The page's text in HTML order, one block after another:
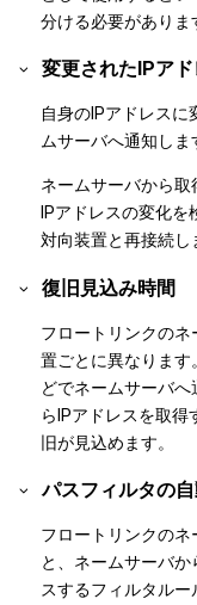
分ける必要がありま
変更されたIPア
自身のIPアドレス
ムサーバへ通知しま
ネームサーバから
IPアドレスの変化
対向装置と再接続し
復旧見込み時間
フロートリンクの
置ごとに異なります
どでネームサーバ
らIPアドレスを取
旧が見込めます。
パスフィルタの
フロートリンクのネ
と、ネームサーバ
スするフィルタル